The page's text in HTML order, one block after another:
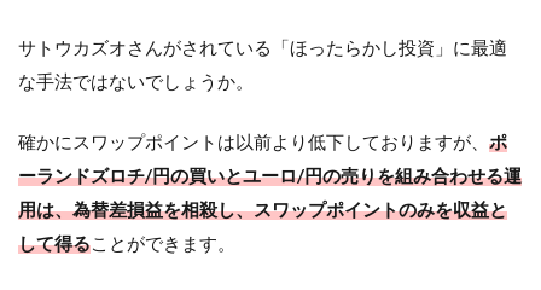
サトウカズオさんがされている「ほったらかし投資」に最適
な手法ではないでしょうか。
確かにスワップポイントは以前より低下しておりますが、 ポ
ーランドズロチ/円の買いとユーロ/円の売りを組み合わせる運
用は、為替差損益を相殺し、スワップポイントのみを収益と
して得ることができます。